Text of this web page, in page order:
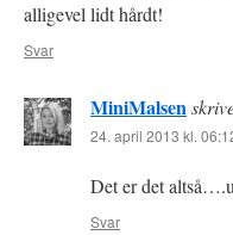
alligevel lidt hårdt!
Svar
MiniMalsen
24. april 2013 kl.
Det er det
Svar